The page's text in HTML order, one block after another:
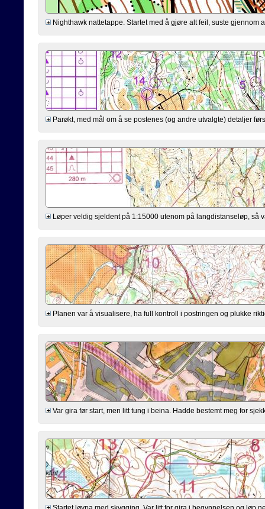
Nighthawk nattetappe. Startet med å gjøre alt feil, suste
Parøkt, med mål om å se postenes (og andre utvalgte) detaljer
Løper veldig sjeldent på 1:15000 utenom på langdistanseløp, så
Planen var å visualisere, ha full kontroll i postringen og plukke
Var gira før start, men litt tung i beina. Hadde bestemt meg for